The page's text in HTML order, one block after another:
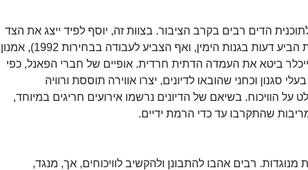
הדים רבים בקרב הציבור. בצוות זה, יוסף לפיד ייצג את הצד
הימני והשמרני של החברה הישראלית (אף כי פעמים רבות הביע דעות בגנות הימין, ואף הצביע לעבודה בבחירות 1992), אמנון
ביטא את העמדה הדתית חרדית. אופיים של חברי הפאנל, כפי
סגנון וכחני שהובאו לדיונים, יצרו אווירה תוססת ורוויה
הוויכוח. בשיאם של הדיונים נרשמו אירועים חריגים במיוחד,
שהתקרבו עד כדי הרמת ידיים.
מנוגדות. רבים אהבו להתבונן ולהקשיב לוויכוחים, אך, מנגד,